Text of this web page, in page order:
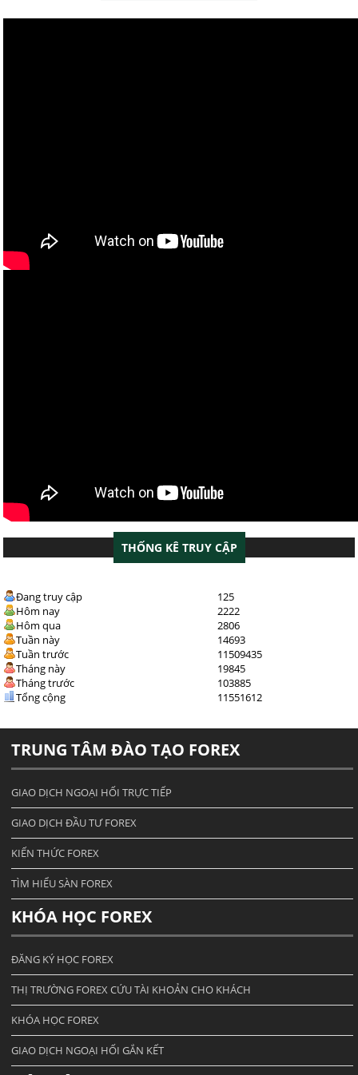
THỐNG KÊ TRUY CẬP
Đang truy cập
125
Hôm nay
2222
Hôm qua
2806
Tuần này
14693
Tuần trước
11509435
Tháng này
19845
Tháng trước
103885
Tổng cộng
11551612
TRUNG TÂM ĐÀO TẠO FOREX
GIAO DỊCH NGOẠI HỐI TRỰC TIẾP
GIAO DỊCH ĐẦU TƯ FOREX
KIẾN THỨC FOREX
TÌM HIỂU SÀN FOREX
KHÓA HỌC FOREX
ĐĂNG KÝ HỌC FOREX
THỊ TRƯỜNG FOREX CỨU TÀI KHOẢN CHO KHÁCH
KHÓA HỌC FOREX
GIAO DỊCH NGOẠI HỐI GẮN KẾT